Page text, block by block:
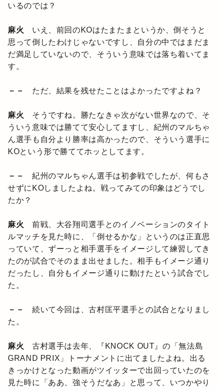
いるのでは？
麻火 いえ、前回のKOはたまたまというか、倒そうと
思って倒したわけじゃないですし、自分の中ではまだま
だ満足していないので、そういう意味では落ち着いてま
す。
－－ ただ、結果を残せたことはよかったですよね？
麻火 そうですね。勝たなきゃ次がない世界なので、そ
ういう意味では勝てて安心してますし、紀州のマルちゃ
ん選手も自分より勝率は高かったので、そういう選手に
KOという形で勝ててホッとしてます。
－－ 紀州のマルちゃん選手は初参戦でしたが、何もさ
せずにKOしましたよね。戦ってみての印象はどうでし
たか？
麻火 前戦、大谷翔司選手とのイノベーションのタイト
ルマッチを見た時に、「倒せるかな」というのは正直思
っていて、ずーっと相手選手をイメージして練習してき
たのが試合でそのまま出せました。相手もイメージ通り
だったし、自分もイメージ通りに動けたという試合でし
た。
－－ 続いて今回は、古村匡平選手との試合となりまし
た。
麻火 古村選手は去年、『KNOCK OUT』の「無法島
GRAND PRIX」トーナメントに出てましたよね。出る
きっかけとなった動画がツイッターで出回っていたのを
見た時に「ああ、強そうだなあ」と思って、いつかやり